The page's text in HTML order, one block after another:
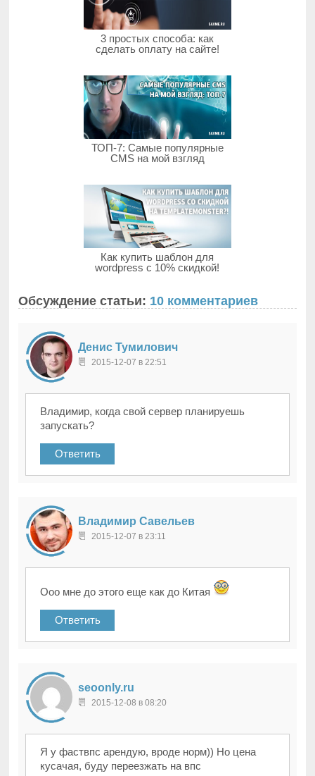
3 простых способа: как
сделать оплату на сайте!
ТОП-7: Самые популярные
CMS на мой взгляд
Как купить шаблон для
wordpress с 10% скидкой!
Обсуждение статьи: 10 комментариев
Денис Тумилович
2015-12-07 в 22:51
Владимир, когда свой сервер планируешь
запускать?
Ответить
Владимир Савельев
2015-12-07 в 23:11
Ооо мне до этого еще как до Китая
Ответить
seoonly.ru
2015-12-08 в 08:20
Я у фаствпс арендую, вроде норм)) Но цена
кусачая, буду переезжать на впс